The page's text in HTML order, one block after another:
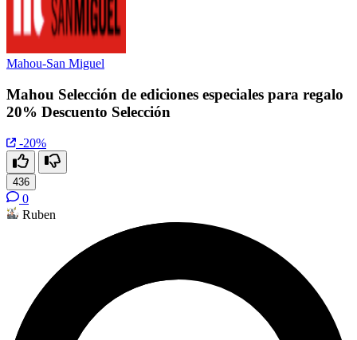
Mahou-San Miguel
Mahou Selección de ediciones especiales para regalo
20% Descuento Selección
-20%
436
0
Ruben